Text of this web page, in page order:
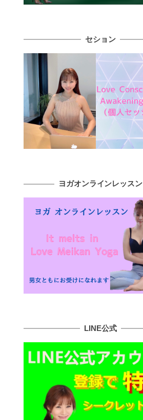
セション
ヨガオンラインレッスン
LINE公式